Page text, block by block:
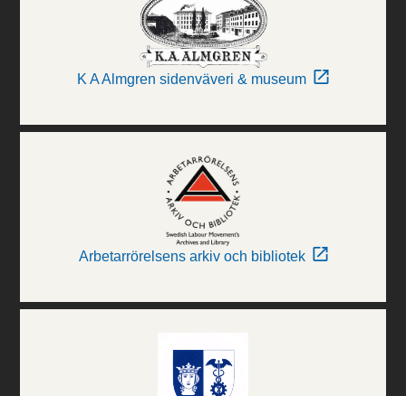
K A Almgren sidenväveri & museum
Arbetarrörelsens arkiv och bibliotek